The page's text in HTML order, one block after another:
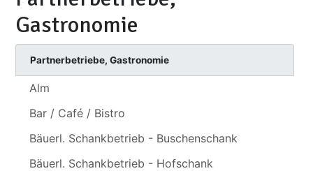
Gastronomie
Partnerbetriebe, Gastronomie
Alm
Bar / Café / Bistro
Bäuerl. Schankbetrieb - Buschenschank
Bäuerl. Schankbetrieb - Hofschank